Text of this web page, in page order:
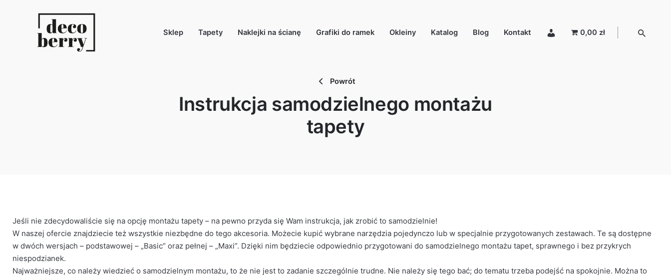
Sklep Tapety Naklejki na ścianę Grafiki do ramek Okleiny Katalog Blog Kontakt 0,00 zł
Powrót
Instrukcja samodzielnego montażu
tapety
Jeśli nie zdecydowaliście się na opcję montażu tapety – na pewno przyda się Wam instrukcja, jak zrobić to samodzielnie!
W naszej ofercie znajdziecie też wszystkie niezbędne do tego akcesoria. Możecie kupić wybrane narzędzia pojedynczo lub w specjalnie przygotowanych zestawach. Te są dostępne
w dwóch wersjach – podstawowej – „Basic” oraz pełnej – „Maxi”. Dzięki nim będziecie odpowiednio przygotowani do samodzielnego montażu tapet, sprawnego i bez przykrych
niespodzianek.
Najważniejsze, co należy wiedzieć o samodzielnym montażu, to że nie jest to zadanie szczególnie trudne. Nie należy się tego bać; do tematu trzeba podejść na spokojnie. Można to